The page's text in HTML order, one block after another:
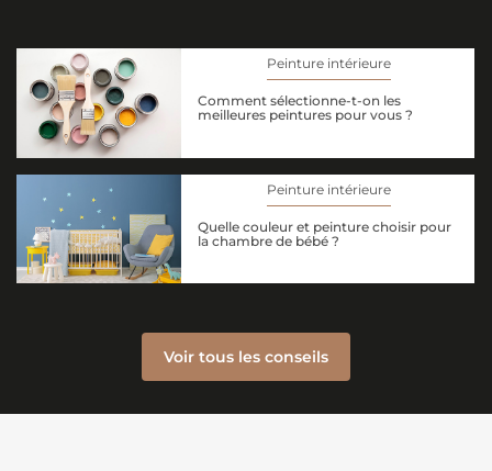
Peinture intérieure
Comment sélectionne-t-on les
meilleures peintures pour vous ?
Peinture intérieure
Quelle couleur et peinture choisir pour
la chambre de bébé ?
Voir tous les conseils